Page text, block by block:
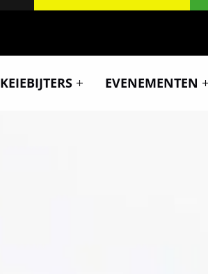
KEIEBIJTERS EVENEMENTEN